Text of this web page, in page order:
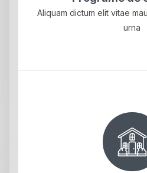
Aliquam dictum elit vitae
urna